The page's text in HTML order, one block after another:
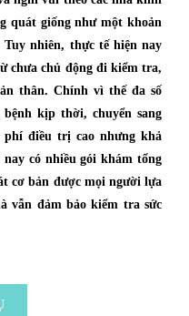
quát giống như một khoản
nhiên, thực tế hiện nay
chưa chủ động đi kiểm tra,
thân. Chính vì thế đa số
kịp thời, chuyển sang
phí điều trị cao nhưng khả
có nhiều gói khám tổng
cơ bản được mọi người lựa
vẫn đảm bảo kiểm tra sức